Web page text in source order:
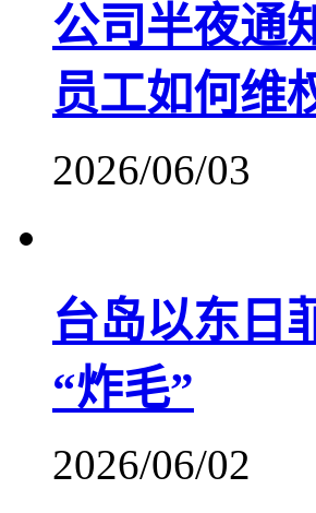
公司半夜通
员工如何维
2026/06/03
台岛以东日
“炸毛”
2026/06/02